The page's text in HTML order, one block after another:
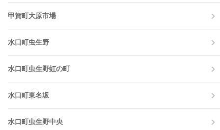
甲賀町大原市場
水口町虫生野
水口町虫生野虹の町
水口町東名坂
水口町虫生野中央